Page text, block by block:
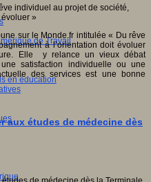
de Travail
en éducation
sur le Monde.fr intitulée « Du rêve
à l’orientation doit évoluer
Elle y relance un vieux débat
satisfaction individuelle ou une
des services est une bonne
aux études de médecine dès